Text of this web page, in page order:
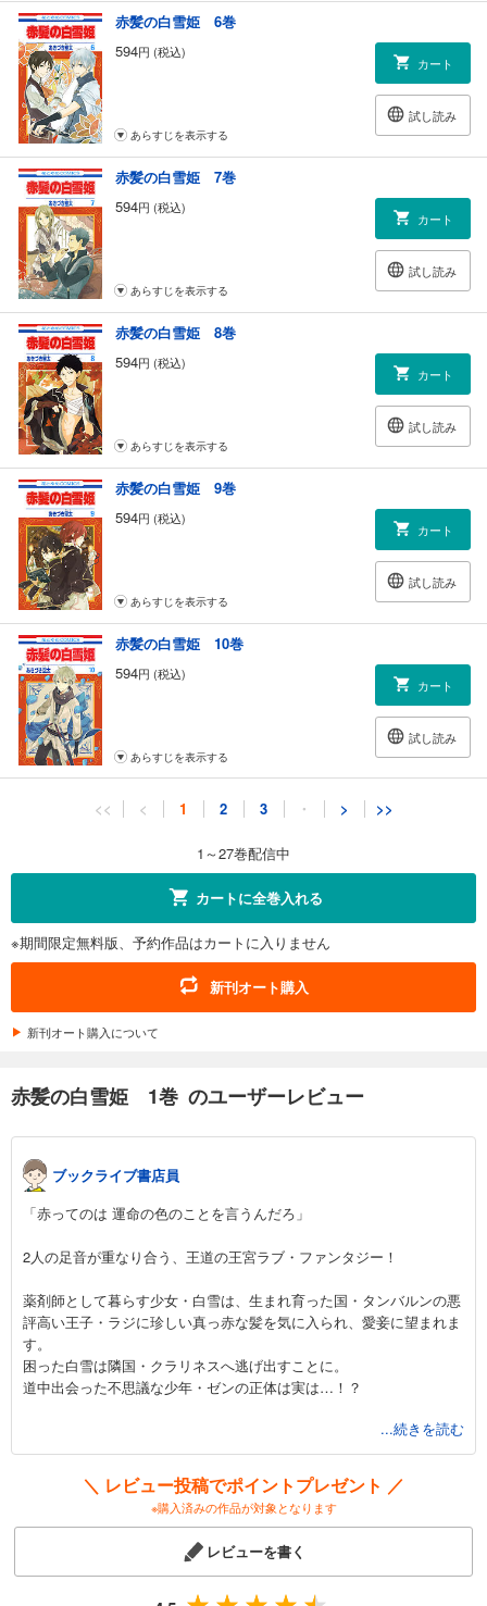
赤髪の白雪姫 6巻
594円 (税込)
カート
試し読み
あらすじを表示する
赤髪の白雪姫 7巻
594円 (税込)
カート
試し読み
あらすじを表示する
赤髪の白雪姫 8巻
594円 (税込)
カート
試し読み
あらすじを表示する
赤髪の白雪姫 9巻
594円 (税込)
カート
試し読み
あらすじを表示する
赤髪の白雪姫 10巻
594円 (税込)
カート
試し読み
あらすじを表示する
赤髪の白雪姫 11巻
赤髪の白雪姫 12巻
円 (税込)
赤髪の白雪姫 13巻
594円 (税込)
あらすじを表示する
赤髪の白雪姫 14巻
594円 (税込)
カート
あらすじを表示する
594円 (税込)
赤髪の白雪姫 16巻
<< < 1 2 3 ・ > >>
1～27巻配信中
カートに全巻入れる
※期間限定無料版、予約作品はカートに入りません
新刊オート購入
新刊オート購入について
赤髪の白雪姫 1巻 のユーザーレビュー
ブックライブ書店員
「赤ってのは 運命の色のことを言うんだろ」
2人の足音が重なり合う、王道の王宮ラブ・ファンタジー！
薬剤師として暮らす少女・白雪は、生まれ育った国・タンバルンの悪
評高い王子・ラジに珍しい真っ赤な髪を気に入られ、愛妾に望まれま
す。
困った白雪は隣国・クラリネスへ逃げ出すことに。
道中出会った不思議な少年・ゼンの正体は実は…！？
王宮を舞台に、白雪と周囲の成長をやさしく描いた作品。
アニメ化もされた人気作です。
やわらかい絵柄と、いきいきとした登場人物たちが魅力。
そしてなんと言っても、ヒロインの白雪がかっこよくてかわいい！
芯が通ったしなやかな強さを持つ白雪に、貴方も思わず惹かれること
読んだ後はいつもよりやさしくなれるかも！？
...続きを読む
＼ レビュー投稿でポイントプレゼント ／
※購入済みの作品が対象となります
レビューを書く